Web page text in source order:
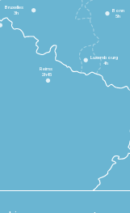
Reims
2h45
Bruxelles
3h
Bonn
5h
Luxembourg
4h